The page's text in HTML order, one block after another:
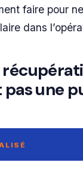
faire pour
dans
pas une